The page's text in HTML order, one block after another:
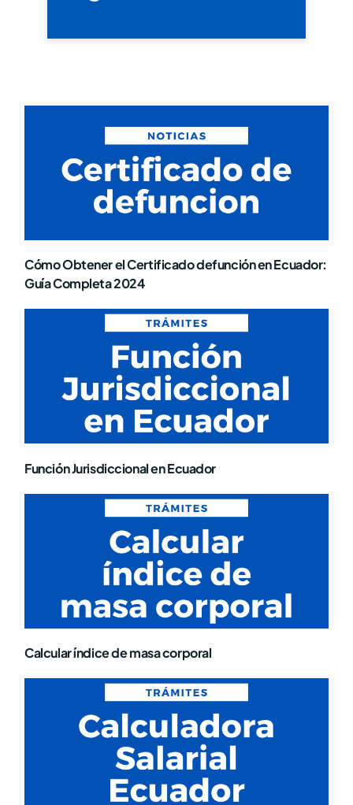
Cómo Obtener el Certificado defunción en Ecuador:
Guía Completa 2024
Función Jurisdiccional en Ecuador
Calcular índice de masa corporal